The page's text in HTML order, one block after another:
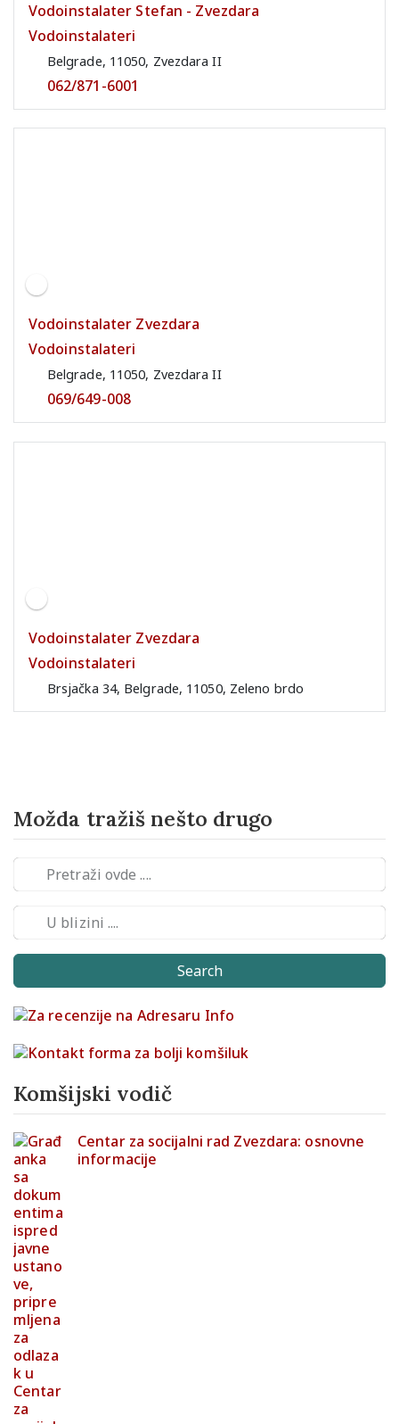
Vodoinstalater Stefan - Zvezdara
Vodoinstalateri
Belgrade, 11050, Zvezdara II
062/871-6001
Vodoinstalater Zvezdara
Vodoinstalateri
Belgrade, 11050, Zvezdara II
069/649-008
Vodoinstalater Zvezdara
Vodoinstalateri
Brsjačka 34, Belgrade, 11050, Zeleno brdo
Možda tražiš nešto drugo
Search
Komšijski vodič
Centar za socijalni rad Zvezdara: osnovne
informacije